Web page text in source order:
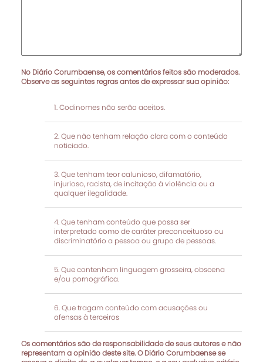
No Diário Corumbaense, os comentários feitos são moderados.
Observe as seguintes regras antes de expressar sua opinião:
Codinomes não serão aceitos.
Que não tenham relação clara com o conteúdo
noticiado.
Que tenham teor calunioso, difamatório,
injurioso, racista, de incitação à violência ou a
qualquer ilegalidade.
Que tenham conteúdo que possa ser
interpretado como de caráter preconceituoso ou
discriminatório a pessoa ou grupo de pessoas.
Que contenham linguagem grosseira, obscena
e/ou pornográfica.
Que tragam conteúdo com acusações ou
ofensas à terceiros
Os comentários são de responsabilidade de seus autores e não
representam a opinião deste site. O Diário Corumbaense se